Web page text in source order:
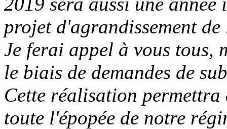
projet d'agrandissement
Je ferai appel à vous tous,
le biais de demandes de
Cette réalisation
toute l'épopée de notre